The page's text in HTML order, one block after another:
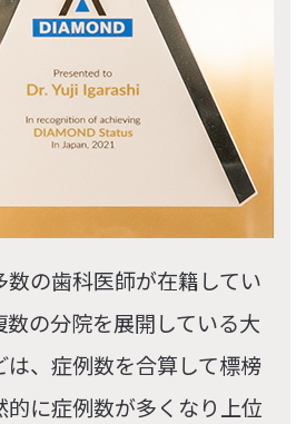
数の歯科医師が在籍してい
の分院を展開している大
、症例数を合算して標榜
に症例数が多くなり上位